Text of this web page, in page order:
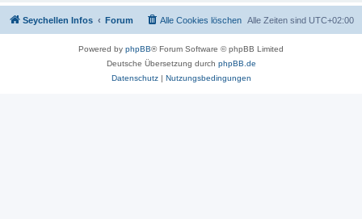
Seychellen Infos Forum Alle Zeiten sind UTC+02:00
Alle Cookies löschen
Powered by phpBB® Forum Software © phpBB Limited
Deutsche Übersetzung durch phpBB.de
Datenschutz| Nutzungsbedingungen